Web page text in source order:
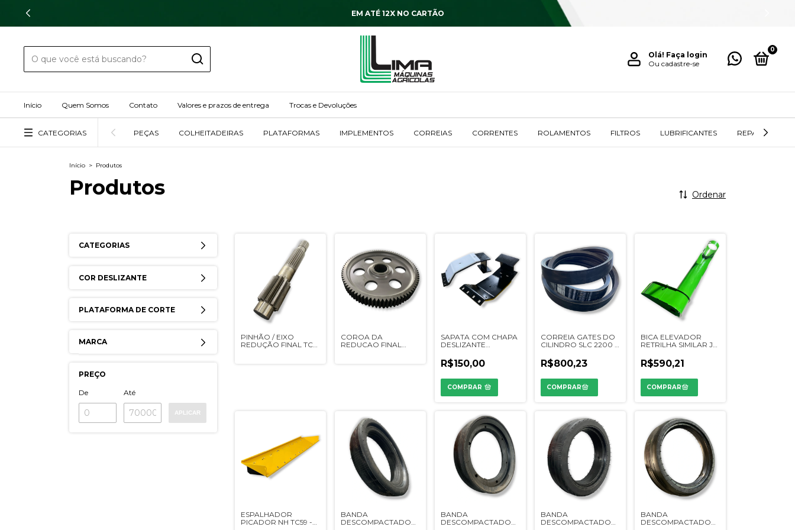
EM ATÉ 12X NO CARTÃO
Olá! Faça login
Ou cadastre-se
0
Início Quem Somos Contato Valores e prazos de entrega Trocas e Devoluções
CATEGORIAS PEÇAS COLHEITADEIRAS PLATAFORMAS IMPLEMENTOS CORREIAS CORRENTES ROLAMENTOS FILTROS LUBRIFICANTES REPAROS /
Início > Produtos
Produtos Ordenar
CATEGORIAS
COR DESLIZANTE
PLATAFORMA DE CORTE
MARCA
PREÇO
De Até
APLICAR
PINHÃO / EIXO
REDUÇÃO FINAL TC55
COROA DA
REDUCAO FINAL
SAPATA COM CHAPA
DESLIZANTE
- LMA02145
R$150,00
COMPRAR
CORREIA GATES DO
CILINDRO SLC 2200 -
R$800,23
BICA ELEVADOR
RETRILHA SIMILAR JD
- DQ02480 -
REFORÇADA
R$590,21
ESPALHADOR
PICADOR NH TC59 -
BANDA
DESCOMPACTADORA
BANDA
DESCOMPACTADORA
BANDA
DESCOMPACTADORA
BANDA
DESCOMPACTADORA